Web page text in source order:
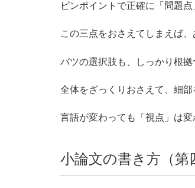
ピンポイントで正確に「問題
この三点をおさえてしまえば
バツの選択肢も、しっかり根
全体をざっくりおさえて、細部
言語が変わっても「視点」は変
小論文の書き方（第